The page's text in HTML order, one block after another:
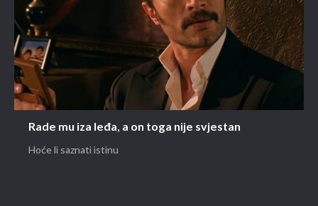
Rade mu iza leđa, a on toga nije svjestan
Hoće li saznati istinu